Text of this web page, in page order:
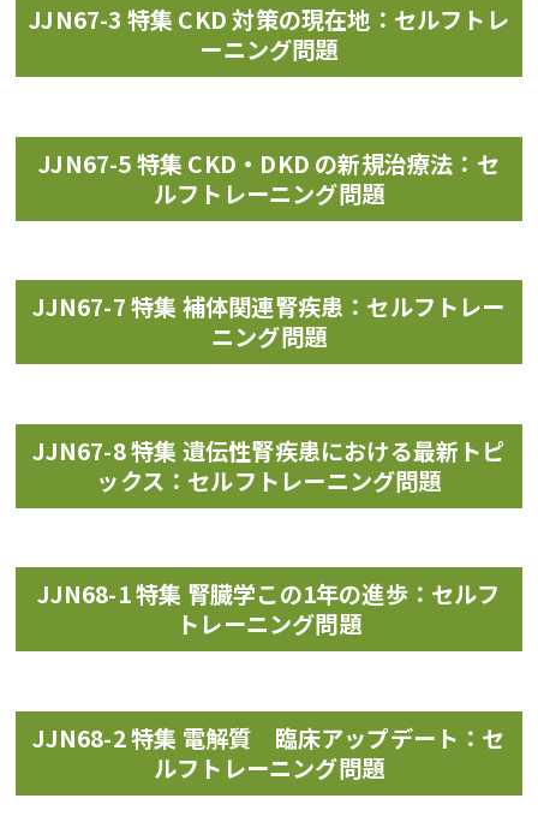
JJN67-3 特集 CKD 対策の現在地：セルフトレ
ーニング問題
JJN67-5 特集 CKD・DKD の新規治療法：セ
ルフトレーニング問題
JJN67-7 特集 補体関連腎疾患：セルフトレー
ニング問題
JJN67-8 特集 遺伝性腎疾患における最新トピ
ックス：セルフトレーニング問題
JJN68-1 特集 腎臓学この1年の進歩：セルフ
トレーニング問題
JJN68-2 特集 電解質 臨床アップデート：セ
ルフトレーニング問題